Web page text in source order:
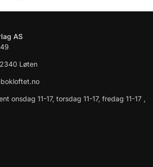
AS
Løten
onsdag 11-17, torsdag 11-17, fredag 11-17 ,